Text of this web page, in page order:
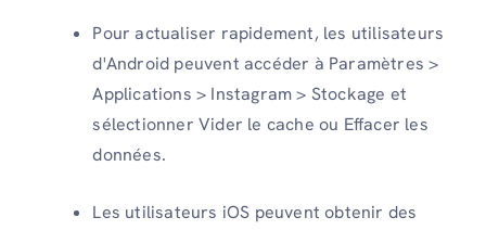
Pour actualiser rapidement, les utilisateurs
d'Android peuvent accéder à Paramètres >
Applications > Instagram > Stockage et
sélectionner Vider le cache ou Effacer les
données.
Les utilisateurs iOS peuvent obtenir des